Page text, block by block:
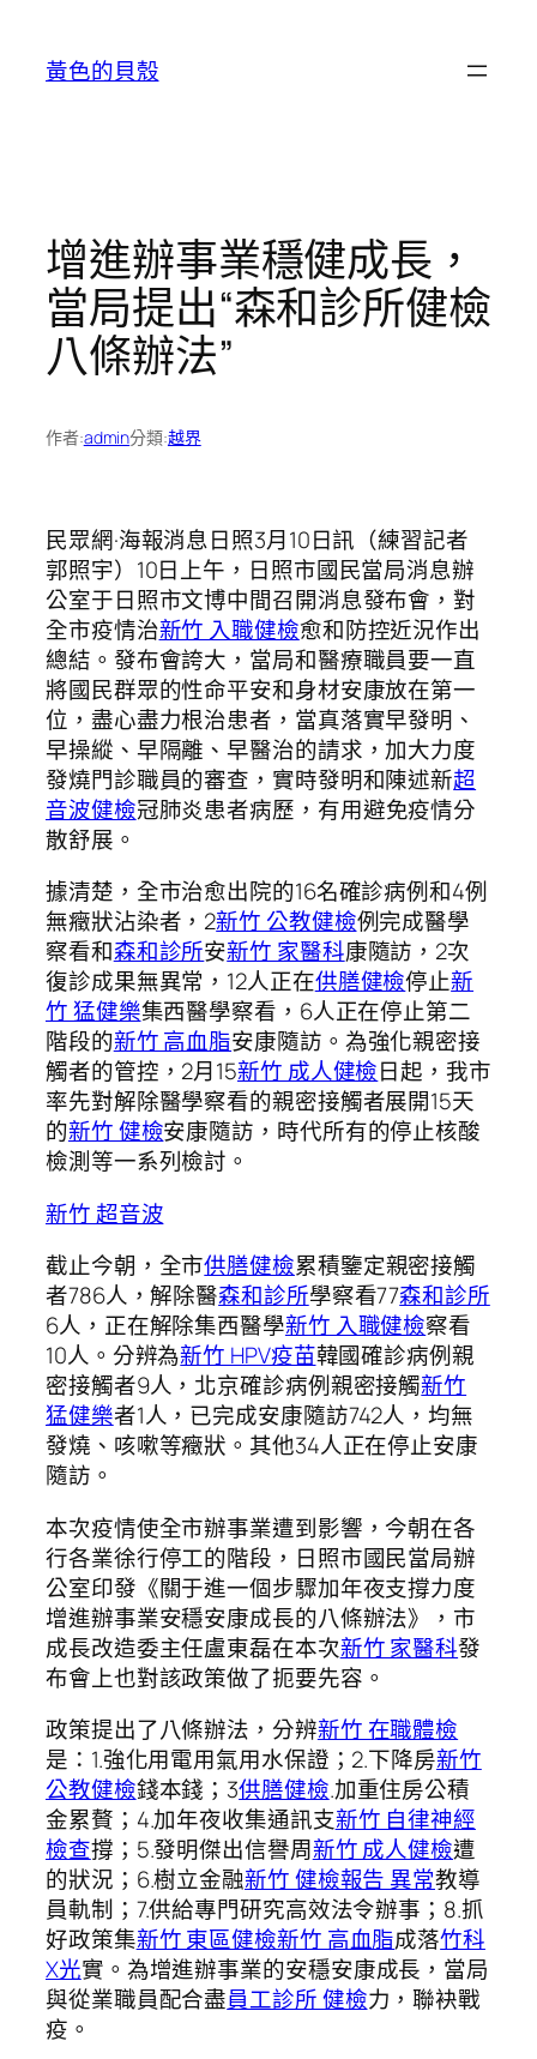
黃色的貝殼
增進辦事業穩健成長，
當局提出“森和診所健檢
八條辦法”
作者:admin分類:越界
民眾網·海報消息日照3月10日訊（練習記者
郭照宇）10日上午，日照市國民當局消息辦
公室于日照市文博中間召開消息發布會，對
全市疫情治新竹 入職健檢愈和防控近況作出
總結。發布會誇大，當局和醫療職員要一直
將國民群眾的性命平安和身材安康放在第一
位，盡心盡力根治患者，當真落實早發明、
早操縱、早隔離、早醫治的請求，加大力度
發燒門診職員的審查，實時發明和陳述新超
音波健檢冠肺炎患者病歷，有用避免疫情分
散舒展。
據清楚，全市治愈出院的16名確診病例和4例
無癥狀沾染者，2新竹 公教健檢例完成醫學
察看和森和診所安新竹 家醫科康隨訪，2次
復診成果無異常，12人正在供膳健檢停止新
竹 猛健樂集西醫學察看，6人正在停止第二
階段的新竹 高血脂安康隨訪。為強化親密接
觸者的管控，2月15新竹 成人健檢日起，我市
率先對解除醫學察看的親密接觸者展開15天
的新竹 健檢安康隨訪，時代所有的停止核酸
檢測等一系列檢討。
新竹 超音波
截止今朝，全市供膳健檢累積鑒定親密接觸
者786人，解除醫森和診所學察看77森和診所
6人，正在解除集西醫學新竹 入職健檢察看
10人。分辨為新竹 HPV疫苗韓國確診病例親
密接觸者9人，北京確診病例親密接觸新竹
猛健樂者1人，已完成安康隨訪742人，均無
發燒、咳嗽等癥狀。其他34人正在停止安康
隨訪。
本次疫情使全市辦事業遭到影響，今朝在各
行各業徐行停工的階段，日照市國民當局辦
公室印發《關于進一個步驟加年夜支撐力度
增進辦事業安穩安康成長的八條辦法》，市
成長改造委主任盧東磊在本次新竹 家醫科發
布會上也對該政策做了扼要先容。
政策提出了八條辦法，分辨新竹 在職體檢
是：1.強化用電用氣用水保證；2.下降房新竹
公教健檢錢本錢；3供膳健檢.加重住房公積
金累贅；4.加年夜收集通訊支新竹 自律神經
檢查撐；5.發明傑出信譽周新竹 成人健檢遭
的狀況；6.樹立金融新竹 健檢報告 異常教導
員軌制；7.供給專門研究高效法令辦事；8.抓
好政策集新竹 東區健檢新竹 高血脂成落竹科
X光實。為增進辦事業的安穩安康成長，當局
與從業職員配合盡員工診所 健檢力，聯袂戰
疫。